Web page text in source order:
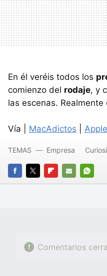
En él veréis todos los
comienzo del rodaje, y
las escenas.
Vía | MacAdictos
FACEBOOK
TWITTERFLIPBOARD
E-
TEMAS Empresa
Comentarios